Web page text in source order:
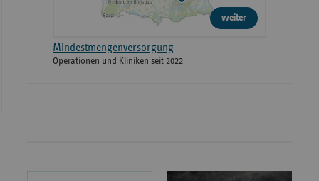
weiter
Mindestmengenversorgung
Operationen und Kliniken seit 2022